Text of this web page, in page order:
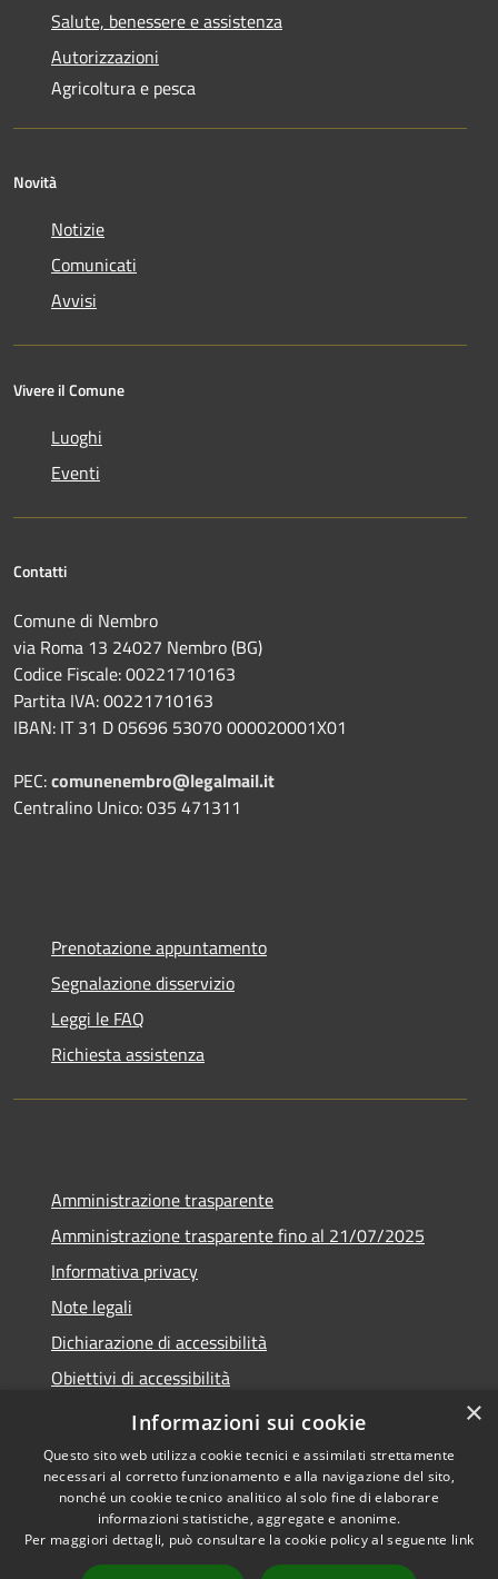
Salute, benessere e assistenza
Autorizzazioni
Agricoltura e pesca
Novità
Notizie
Comunicati
Avvisi
Vivere il Comune
Luoghi
Eventi
Contatti
Comune di Nembro
via Roma 13 24027 Nembro (BG)
Codice Fiscale: 00221710163
Partita IVA: 00221710163
IBAN: IT 31 D 05696 53070 000020001X01
PEC:comunenembro@legalmail.it
Centralino Unico: 035 471311
Prenotazione appuntamento
Segnalazione disservizio
Leggi le FAQ
Richiesta assistenza
Amministrazione trasparente
Amministrazione trasparente fino al 21/07/2025
Informativa privacy
Note legali
Dichiarazione di accessibilità
Obiettivi di accessibilità
Piano di miglioramento
Accessibilità
Copyright © 2026 • Comune di
Nembro • Powered by
×
Informazioni sui cookie
Questo sito web utilizza cookie tecnici e assimilati strettamente
necessari al corretto funzionamento e alla navigazione del sito,
nonché un cookie tecnico analitico al solo fine di elaborare
informazioni statistiche, aggregate e anonime.
Per maggiori dettagli, può consultare la cookie policy al seguente link